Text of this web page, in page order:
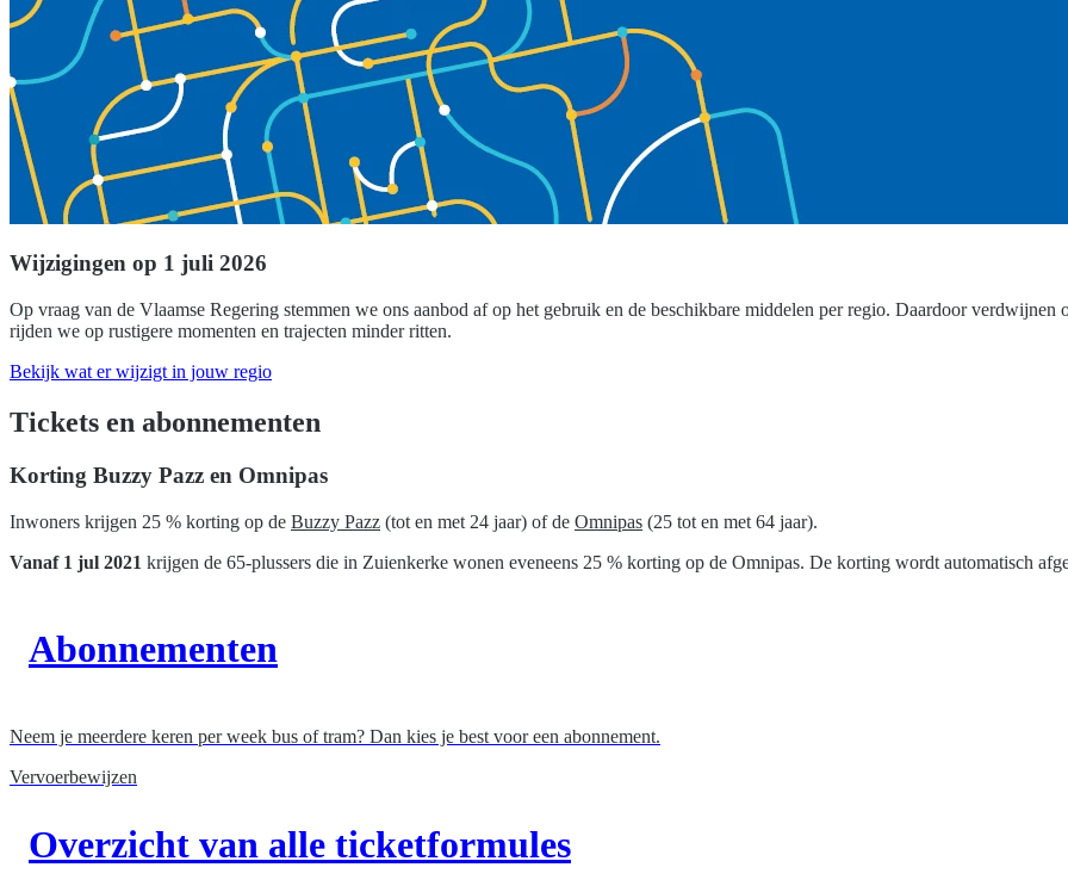
Wijzigingen op 1 juli 2026
Op vraag van de Vlaamse Regering stemmen we ons aanbod af op het gebruik en de beschikbare middelen per regio. Daardoor
rijden we op rustigere momenten en trajecten minder ritten.
Bekijk wat er wijzigt in jouw regio
Tickets en abonnementen
Korting Buzzy Pazz en Omnipas
Inwoners krijgen 25 % korting op de Buzzy Pazz (tot en met 24 jaar) of de Omnipas (25 tot en met 64 jaar).
Vanaf 1 jul 2021 krijgen de 65-plussers die in Zuienkerke wonen eveneens 25 % korting op de Omnipas. De korting wordt automatisch
Abonnementen
Neem je meerdere keren per week bus of tram? Dan kies je best voor een abonnement.
Vervoerbewijzen
Overzicht van alle ticketformules